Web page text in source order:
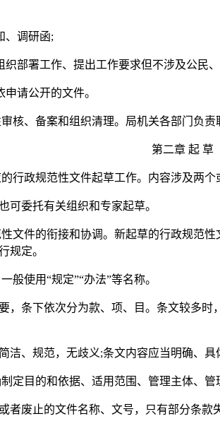
、调研函;
部署工作、提出工作要求但不涉及公民
请公开的文件。
核、备案和组织清理。局机关各部门负
第二章 起 草
行政规范性文件起草工作。内容涉及两
可委托有关组织和专家起草。
文件的衔接和协调。新起草的行政规范
规定。
般使用“规定”“办法”等名称。
，条下依次分为款、项、目。条文较多
、规范，无歧义;条文内容应当明确、具
定目的和依据、适用范围、管理主体、
废止的文件名称、文号，只有部分条款